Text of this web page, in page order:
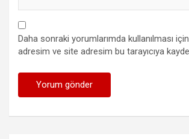
Daha sonraki yorumlarımda kullanılması
adresim ve site adresim bu tarayıcıya